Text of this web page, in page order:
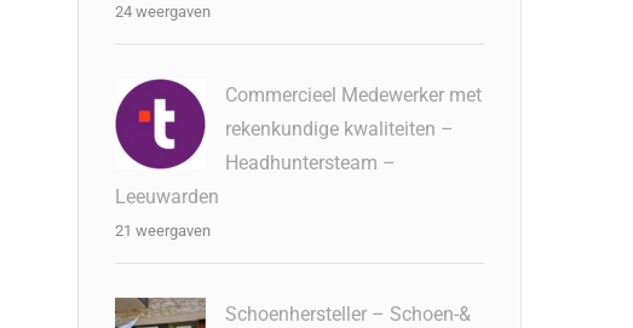
24 weergaven
Commercieel Medewerker met
rekenkundige kwaliteiten –
Headhuntersteam –
Leeuwarden
21 weergaven
Schoenhersteller – Schoen-&